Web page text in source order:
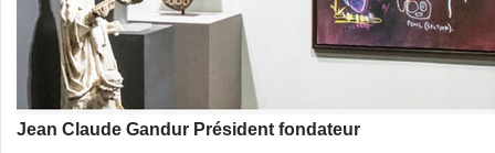
Jean Claude Gandur Président fondateur